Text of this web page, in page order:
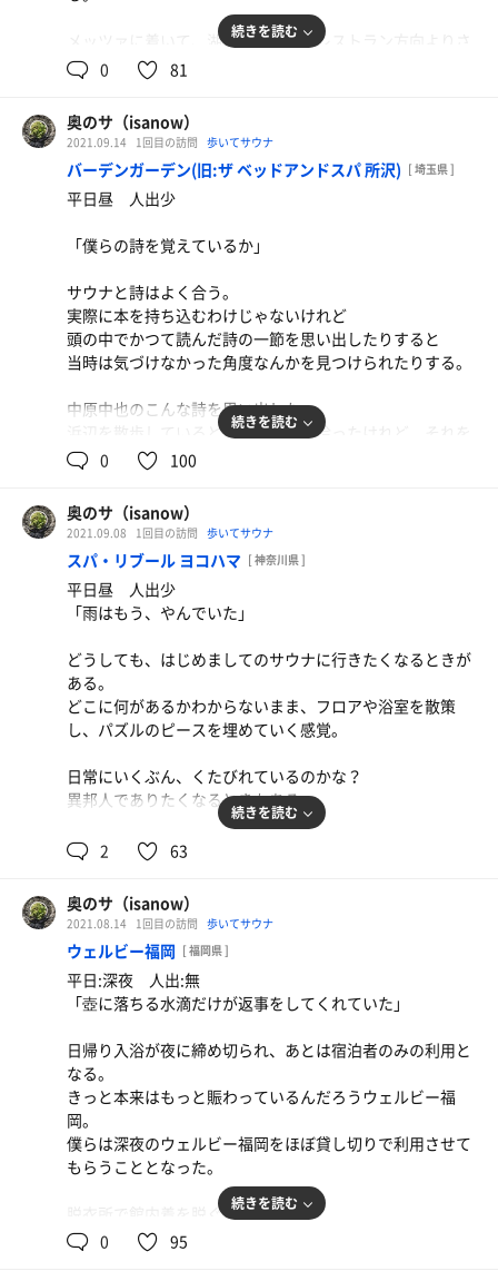
時に140度、時に90度になるテントサウナ。
好きなだけしてよいセルフロウリュ。
テントサウナ内にまで聴こえる波の音。
しっかりと蒸され、テントを出れば、そう、目の前には湖
がある。
信じられないかもしれませんが、飛び込んでいいんです。
ダッダッダッ、ジャブジャブ、ジャボン。
その音のあとには何も聞こえなくなった。
目の前には揺れ動く青い湖。
体を浮かべると夏とまごうことなき太陽と青い空。
自分の心臓の音すら聞こえなかった。
波が揺れる音はさながら地球の鼓動で、僕は地球と溶け合
っていた。
サウナと詩はよく合う。そう思う。
もしも僕が詩人だったなら、どんなタイトルの詩を書ける
だろう？
メッツァに着いて、湖を背中に左のレストラン方向よりさ
らに奥に進むと、アセマサウナとテントサウナのアウトド
アサウナたちが僕らを待っていてくれている。
アセマサウナはさすがの馬力で、しっかりと蒸してくれ
る。
なにより、サウナ中に窓から望む湖の水面に揺れる陽光は
忘れがたい。
テントサウナは両方同じものだが、70〜90度の中で揺れ動
ロウリュをしたあとに立ち上がると、とんでもない熱波を
感じられる。
ハッカ油入りの水風呂に飛び込み、湖を全身で受け止めな
今はもう9月だけれど、真夏よろしく太陽が照っていた。
去年も今年も、きっと望むような夏にはできなかった人が
多いだろう。
かがあるはずだ。きっと、僕らがここにいて、それで照ら
されるものもあるはずだ。
9月のきっと最後になる夏の日の真っ青な空に飛行機雲が
描かれていった。
続きを読む
0 81
奥のサ（isanow）
2021.09.14 1回目の訪問 歩いてサウナ
バーデンガーデン(旧:ザ ベッドアンドスパ 所沢) [ 埼玉県 ]
平日昼 人出少
「僕らの詩を覚えているか」
サウナと詩はよく合う。
実際に本を持ち込むわけじゃないけれど
頭の中でかつて読んだ詩の一節を思い出したりすると
当時は気づけなかった角度なんかを見つけられたりする。
中原中也のこんな詩を思い出した。
浜辺を散歩しているときにボタンを拾ったけれど、それを
どうしても捨てられなかった
もしかしたら、僕らはそういったボタンをサウナに置きに
きているのかもしれない。
どうしても捨てられないものがあって、かといって、それ
を持ち続けていられるほど
現代はきっと甘くない。
き合いなのだから。
騙された方が負けで、転ばされたら負けなのだ。
でも、それは「暮らす」ことにおける側面だけだ。
る。
子どものころに公園や道端で綺麗な石を拾ったじゃない
雨が降っても、缶蹴りをやめなかったじゃないか。
のを見つめていたじゃないか。
それはまぎれもなく詩だったのだ。言葉ではない全身でう
たう詩だったのだ。
僕らの詩を覚えているか。
とはいえ、ボタンだって無限に持てるわけじゃない。
ボタンホールを見つけてやらなければいけない。
サウナはそういったことに、とっておきの場所に思える。
そんなことを考えていると、デュアルタワーにオートロウ
リュの雨が降った。
歩いた距離 1km
続きを読む
0 100
奥のサ（isanow）
2021.09.08 1回目の訪問 歩いてサウナ
スパ・リブール ヨコハマ [ 神奈川県 ]
平日昼 人出少
「雨はもう、やんでいた」
どうしても、はじめましてのサウナに行きたくなるときが
ある。
どこに何があるかわからないまま、フロアや浴室を散策
し、パズルのピースを埋めていく感覚。
日常にいくぶん、くたびれているのかな？
異邦人でありたくなるときもある。
シャワーから出てくるのも源泉。
さ。
関東圏でも、数少ない「寝転んでよい」サウナだ。
水風呂も色素を抜いた黒湯というユニークさ。
外気浴場所も広く、空が抜けていた。
むしろ、うれしい。
雨を全身に受けて、楽しめるのはサウナのあとぐらいなの
だから。
くつろぎスペースは漫画も豊富でのんびりと寝転べる。
「宇宙兄弟」を読んでみた。
屋上に出て、ハンモックに揺られていると、いろいろなこ
とを思い出した。
続きを読む
2 63
奥のサ（isanow）
2021.08.14 1回目の訪問 歩いてサウナ
ウェルビー福岡 [ 福岡県 ]
平日:深夜 人出:無
「壺に落ちる水滴だけが返事をしてくれていた」
日帰り入浴が夜に締め切られ、あとは宿泊者のみの利用と
なる。
きっと本来はもっと賑わっているんだろうウェルビー福
岡。
僕らは深夜のウェルビー福岡をほぼ貸し切りで利用させて
もらうこととなった。
脱衣所で館内着を脱ぐ。
体を清め、３つのサウナを巡る。
続きを読む
0 95